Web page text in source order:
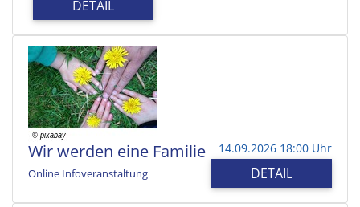
DETAIL
Wir werden eine Familie
Online Infoveranstaltung
14.09.2026 18:00 Uhr
DETAIL